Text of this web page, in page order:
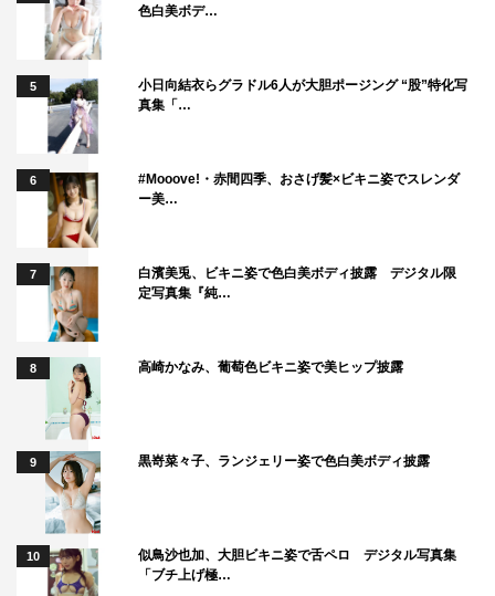
色白美ボデ…
5
小日向結衣らグラドル6人が大胆ポージング “股”特化写
真集「…
6
#Mooove!・赤間四季、おさげ髪×ビキニ姿でスレンダ
ー美…
7
白濱美兎、ビキニ姿で色白美ボディ披露 デジタル限
定写真集『純…
8 高崎かなみ、葡萄色ビキニ姿で美ヒップ披露
9 黒嵜菜々子、ランジェリー姿で色白美ボディ披露
10
似鳥沙也加、大胆ビキニ姿で舌ペロ デジタル写真集
「ブチ上げ極…